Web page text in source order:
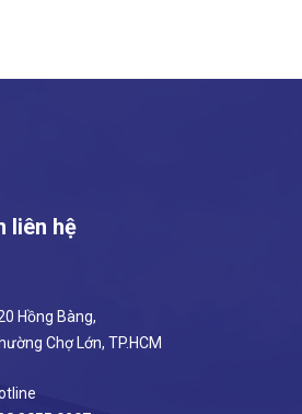
liên hệ
Hồng Bàng,
Chợ Lớn, TP.HCM